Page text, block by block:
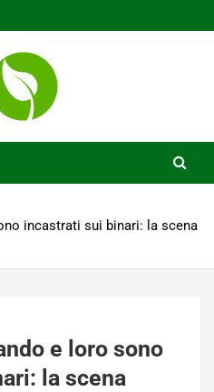
incastrati sui binari: la scena
e loro sono
la scena